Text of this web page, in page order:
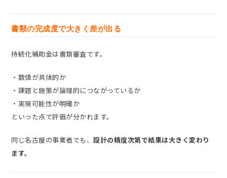
書類の完成度で大きく差が出る
持続化補助金は書類審査です。
・数値が具体的か
・課題と施策が論理的につながっているか
・実現可能性が明確か
といった点で評価が分かれます。
同じ名古屋の事業者でも、設計の精度次第で結果は大きく変わり
ます。